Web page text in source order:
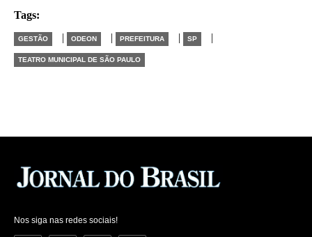
Tags:
GESTÃO | ODEON | PREFEITURA | SP |
TEATRO MUNICIPAL DE SÃO PAULO
Nos siga nas redes sociais!